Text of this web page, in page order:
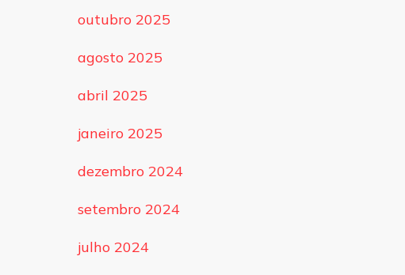
outubro 2025
agosto 2025
abril 2025
janeiro 2025
dezembro 2024
setembro 2024
julho 2024